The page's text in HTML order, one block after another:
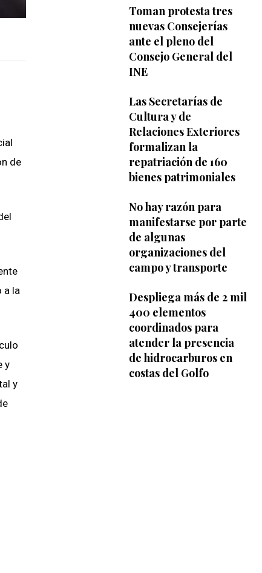
de
a la
y
y
Toman protesta tres
nuevas Consejerías
ante el pleno del
Consejo General del
INE
Las Secretarías de
Cultura y de
Relaciones Exteriores
formalizan la
repatriación de 160
bienes patrimoniales
No hay razón para
manifestarse por parte
de algunas
organizaciones del
campo y transporte
Despliega más de 2 mil
400 elementos
coordinados para
atender la presencia
de hidrocarburos en
costas del Golfo